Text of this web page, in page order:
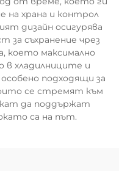
на храна и контрол
дизайн осигурява
за съхранение чрез
което максимално
в хладилниците и
подходящи за
се стремят към
да поддържат
са на път.